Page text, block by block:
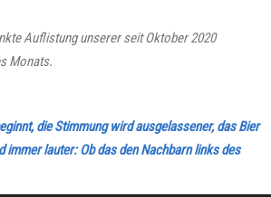
Auflistung unserer seit Oktober 2020
Monats.
die Stimmung wird ausgelassener, das Bier
immer lauter: Ob das den Nachbarn links des